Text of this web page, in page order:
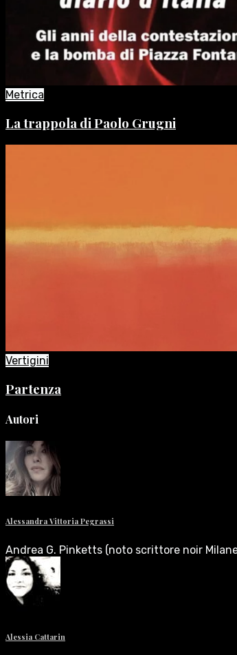
Metrica
La trappola di Paolo Grugni
Vertigini
Partenza
Autori
Alessandra Vittoria Pegrassi
Andrea G. Pinketts (noto scrittore noir
Alessia Cattarin